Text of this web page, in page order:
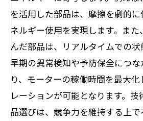
を活用した部品は、摩擦を劇的
ネルギー使用を実現します。また
んだ部品は、リアルタイムでの状
早期の異常検知や予防保全につ
り、モーターの稼働時間を最大
レーションが可能となります。
品選びは、競争力を維持する上